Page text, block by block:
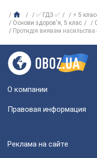
✅ ГДЗ ✅ ⚡ 5
Основи здоров'я, 5 клас
Протидія виявам насильства
О компании
Правовая информация
Реклама на сайте